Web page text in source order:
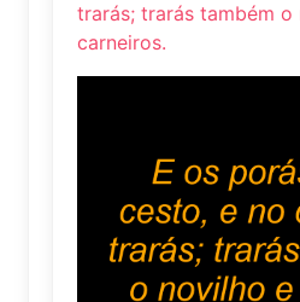
trarás; trarás também
carneiros.